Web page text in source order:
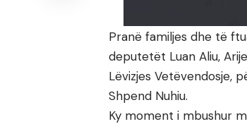
Pranë familjes dhe të
deputetët Luan Aliu,
Lëvizjes Vetëvendosje,
Shpend Nuhiu.
Ky moment i mbushur